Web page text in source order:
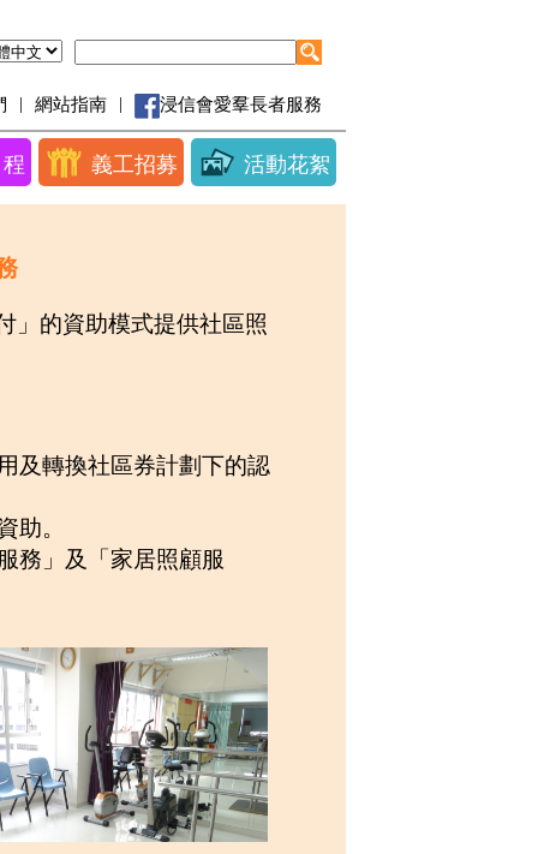
| 網站指南 | 浸信會愛羣長者服務
義工招募 活動花絮
」的資助模式提供社區照
及轉換社區券計劃下的認
助。
務」及「家居照顧服